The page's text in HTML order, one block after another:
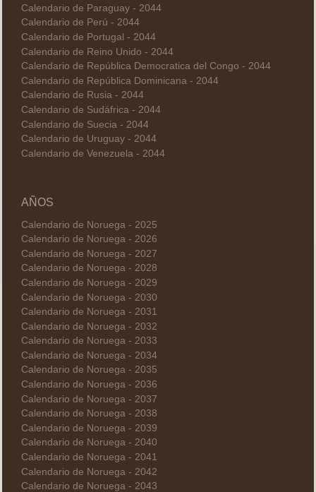
Calendario de Paraguay - 2044
Calendario de Perú - 2044
Calendario de Portugal - 2044
Calendario de Reino Unido - 2044
Calendario de República Democratica del Congo - 2044
Calendario de República Dominicana - 2044
Calendario de Rusia - 2044
Calendario de Sudáfrica - 2044
Calendario de Suecia - 2044
Calendario de Uruguay - 2044
Calendario de Venezuela - 2044
AÑOS
Calendario de Noruega - 2025
Calendario de Noruega - 2026
Calendario de Noruega - 2027
Calendario de Noruega - 2028
Calendario de Noruega - 2029
Calendario de Noruega - 2030
Calendario de Noruega - 2031
Calendario de Noruega - 2032
Calendario de Noruega - 2033
Calendario de Noruega - 2034
Calendario de Noruega - 2035
Calendario de Noruega - 2036
Calendario de Noruega - 2037
Calendario de Noruega - 2038
Calendario de Noruega - 2039
Calendario de Noruega - 2040
Calendario de Noruega - 2041
Calendario de Noruega - 2042
Calendario de Noruega - 2043